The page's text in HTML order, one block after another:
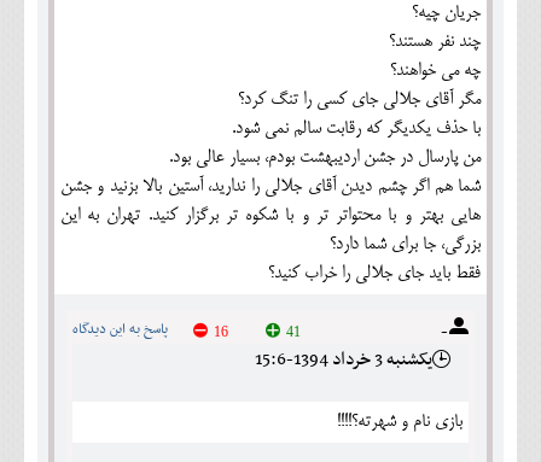
جریان چیه؟
چند نفر هستند؟
چه می خواهند؟
مگر آقای جلالی جای کسی را تنگ کرد؟
با حذف یکدیگر که رقابت سالم نمی شود.
من پارسال در جشن اردیبهشت بودم، بسیار عالی بود.
شما هم اگر چشم دیدن آقای جلالی را ندارید، آستین بالا بزنید و جشن
هایی بهتر و با محتواتر تر و با شکوه تر برگزار کنید. تهران به این
بزرگی، جا برای شما دارد؟
فقط باید جای جلالی را خراب کنید؟
- پاسخ به این دیدگاه 41
16
يکشنبه 3 خرداد 1394-15:6
بازی نام و شهرته؟!!!!